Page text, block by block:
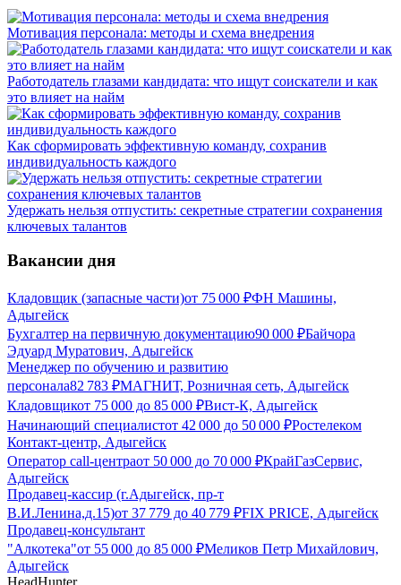
Мотивация персонала: методы и схема внедрения
Работодатель глазами кандидата: что ищут соискатели и как
это влияет на найм
Как сформировать эффективную команду, сохранив
индивидуальность каждого
Удержать нельзя отпустить: секретные стратегии сохранения
ключевых талантов
Вакансии дня
Кладовщик (запасные части)от 75 000 ₽ФН Машины,
Адыгейск
Бухгалтер на первичную документацию90 000 ₽Байчора
Эдуард Муратович, Адыгейск
Менеджер по обучению и развитию
персонала82 783 ₽МАГНИТ, Розничная сеть, Адыгейск
Кладовщикот 75 000 до 85 000 ₽Вист-К, Адыгейск
Начинающий специалистот 42 000 до 50 000 ₽Ростелеком
Контакт-центр, Адыгейск
Оператор call-центраот 50 000 до 70 000 ₽КрайГазСервис,
Адыгейск
Продавец-кассир (г.Адыгейск, пр-т
В.И.Ленина,д.15)от 37 779 до 40 779 ₽FIX PRICE, Адыгейск
Продавец-консультант
"Алкотека"от 55 000 до 85 000 ₽Меликов Петр Михайлович,
Адыгейск